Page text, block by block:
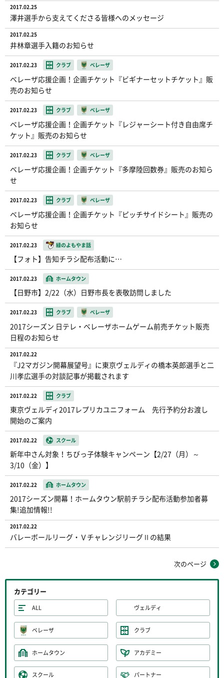
2017.02.25
澤井選手から支えてくださる皆様へのメッセージ
2017.02.25
井林章選手入籍のお知らせ
2017.02.23 クラブ ベレーザ
ベレーザ応援企画！企画チケット『ビギナーセットチケット』販
売のお知らせ
2017.02.23 クラブ ベレーザ
ベレーザ応援企画！企画チケット『レジャーシート付き自由席チ
ケット』販売のお知らせ
2017.02.23 クラブ ベレーザ
ベレーザ応援企画！企画チケット『多摩陸回数券』販売のお知ら
せ
2017.02.23 クラブ ベレーザ
ベレーザ応援企画！企画チケット『ピッチサイドシート』販売の
お知らせ
2017.02.23 緑のよもやま話
【フォト】告知チラシ配布活動に…
2017.02.23 ホームタウン
【日野市】2/22（水）日野市長を表敬訪問しました
2017.02.23 クラブ ベレーザ
2017シーズン 日テレ・ベレーザホームゲーム前売チケット販売
日程のお知らせ
2017.02.22
『J2マガジン開幕展望号』に東京ヴェルディの橋本英郎選手と二
川孝広選手の対談記事が掲載されます
2017.02.22 クラブ
東京ヴェルディ2017レプリカユニフォーム 先行予約分お渡し
開始のご案内
2017.02.22 スクール
新年中さん対象！ちびっ子体験キャンペーン【2/27（月）～
3/10（金）】
2017.02.22 ホームタウン
2017シーズン開幕！ホームタウン駅前チラシ配布活動参加者募
集!追加情報!!
2017.02.22
バレーボールリーグ・ＶチャレンジリーグⅡの結果
次のページ
カテゴリー
ALL ヴェルディ
ベレーザ クラブ
ホームタウン アカデミー
スクール パートナー